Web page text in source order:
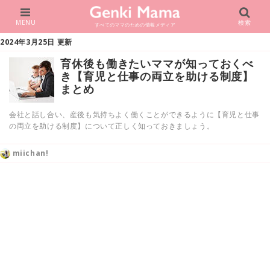
すべてのママのための情報メディア
MENU 検索
2024年3月25日 更新
育休後も働きたいママが知っておくべ
き【育児と仕事の両立を助ける制度】
まとめ
会社と話し合い、産後も気持ちよく働くことができるように【育児と仕事
の両立を助ける制度】について正しく知っておきましょう。
miichan!